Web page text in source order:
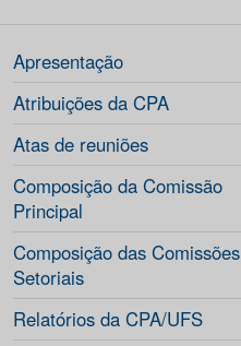
Apresentação
Atribuições da CPA
Atas de reuniões
Composição da Comissão
Principal
Composição das Comissões
Setoriais
Relatórios da CPA/UFS